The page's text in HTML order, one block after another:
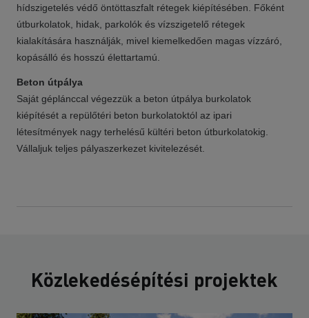
hídszigetelés védő öntöttaszfalt rétegek kiépítésében. Főként
útburkolatok, hidak, parkolók és vízszigetelő rétegek
kialakítására használják, mivel kiemelkedően magas vízzáró,
kopásálló és hosszú élettartamú.
Beton útpálya
Saját géplánccal végezzük a beton útpálya burkolatok
kiépítését a repülőtéri beton burkolatoktól az ipari
létesítmények nagy terhelésű kültéri beton útburkolatokig.
Vállaljuk teljes pályaszerkezet kivitelezését.
Közlekedésépítési projektek